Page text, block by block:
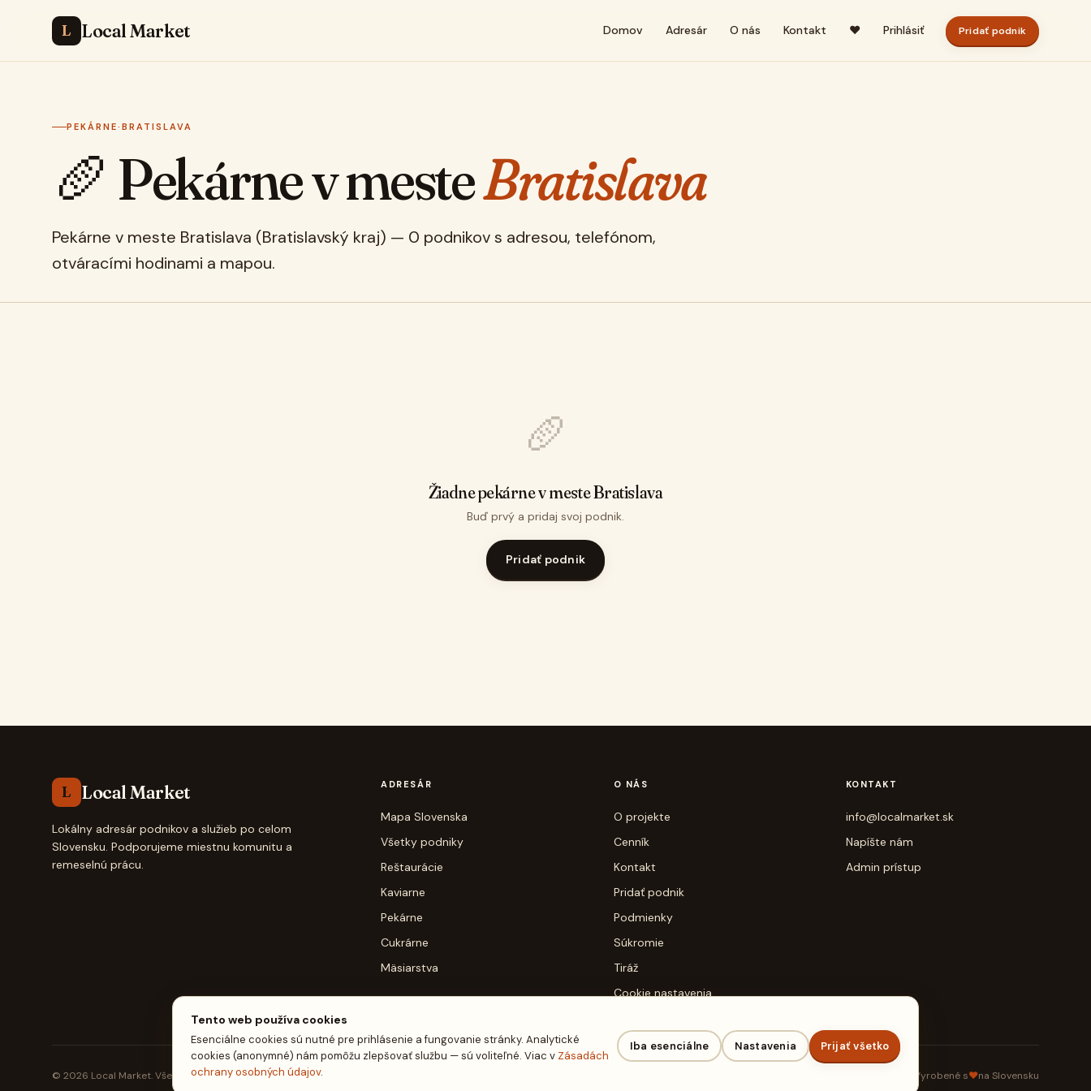
L Local Market Domov Adresár O nás Kontakt ♥ Prihlásiť Pridať podnik
PEKÁRNE· BRATISLAVA
🥖 Pekárne v mesteBratislava
Pekárne v meste Bratislava (Bratislavský kraj) — 0 podnikov s adresou, telefónom,
otváracími hodinami a mapou.
🥖
Žiadne pekárne v meste Bratislava
Buď prvý a pridaj svoj podnik.
Pridať podnik
L Local Market
Lokálny adresár podnikov a služieb po celom
Slovensku. Podporujeme miestnu komunitu a
remeselnú prácu.
ADRESÁR
Mapa Slovenska
Všetky podniky
Reštaurácie
Kaviarne
Pekárne
Cukrárne
Mäsiarstva
O NÁS
O projekte
Cenník
Kontakt
Pridať podnik
Podmienky
Súkromie
Tiráž
Cookie nastavenia
KONTAKT
info@localmarket.sk
Napíšte nám
Admin prístup
© 2026 Local Market. Všetky práva vyhradené. Vyrobené s♥na Slovensku
Tento web používa cookies
Esenciálne cookies sú nutné pre prihlásenie a fungovanie stránky. Analytické
cookies (anonymné) nám pomôžu zlepšovať službu — sú voliteľné. Viac v Zásadách
ochrany osobných údajov.
Iba esenciálne Nastavenia Prijať všetko